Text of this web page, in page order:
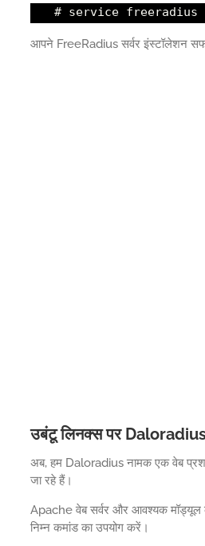
# service
आपने FreeRadius सर्वर इंस्टॉलेशन
उबंटू लिनक्स पर
अब, हम Daloradius नामक एक वेब
जा रहे हैं।
Apache वेब सर्वर और आवश्यक मॉड्यूल
निम्न कमांड का उपयोग करें।